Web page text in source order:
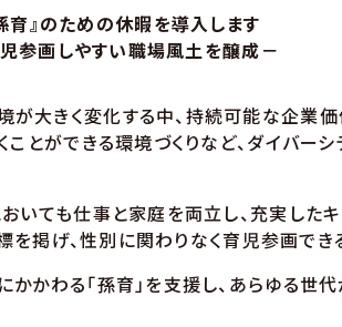
育』のための休暇を導入します
参画しやすい職場風土を醸成－
きく変化する中、持続可能な企業価
とができる環境づくりなど、ダイバー
ても仕事と家庭を両立し、充実した
掲げ、性別に関わりなく育児参画でき
かわる「孫育」を支援し、あらゆる世